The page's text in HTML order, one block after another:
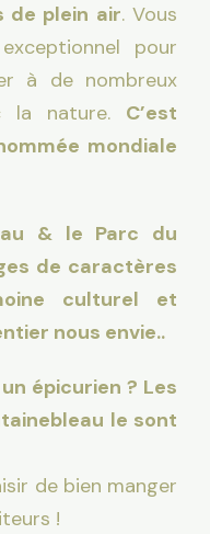
de plein air. Vous
pour
à de nombreux
la nature. C’est
mondiale
& le Parc du
de caractères
culturel et
nous envie..
épicurien ? Les
le sont
de bien manger
!